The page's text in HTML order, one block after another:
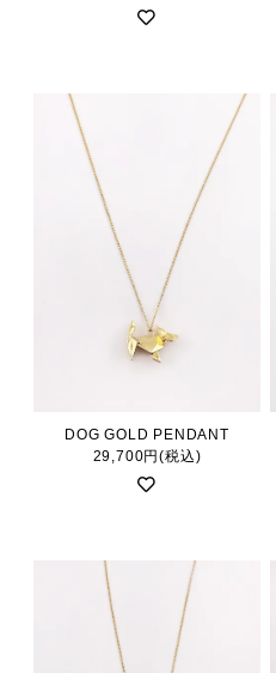
DOG GOLD PENDANT
29,700円(税込)